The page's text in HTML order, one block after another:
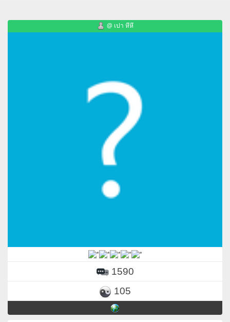
@ เปา หึหึ
1590
105